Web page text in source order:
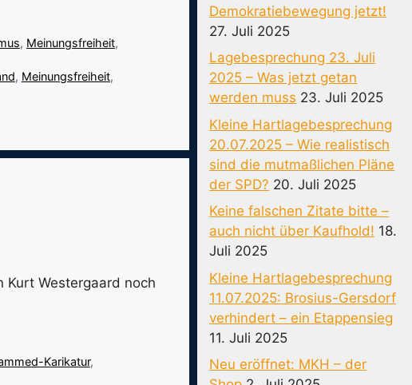
, Meinungsfreiheit,
, Meinungsfreiheit,
Westergaard noch
Karikatur,
Demokratiebewegung jetzt!
27. Juli 2025
Lagebesprechung 23. Juli
2025 – Was jetzt getan
werden muss 23. Juli 2025
Kleine Hartlagebesprechung
20.07.2025 – Wie realistisch
sind die mutmaßlichen Pläne
der SPD? 20. Juli 2025
Keine falschen Zitate bitte –
auch nicht über Kaufhold! 18.
Juli 2025
Kleine Hartlagebesprechung
11.07.2025: Brosius-Gersdorf
verhindert – ein Etappensieg
11. Juli 2025
Neu eröffnet: MKH – der